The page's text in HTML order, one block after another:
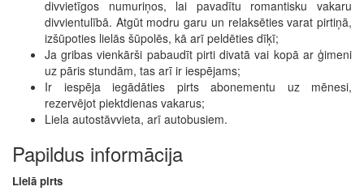
divvietīgos numuriņos, lai pavadītu romantisku vakaru
divvientulībā. Atgūt modru garu un relaksēties varat pirtiņā,
izšūpoties lielās šūpolēs, kā arī peldēties dīķī;
Ja gribas vienkārši pabaudīt pirti divatā vai kopā ar ģimeni
uz pāris stundām, tas arī ir iespējams;
Ir iespēja iegādāties pirts abonementu uz mēnesi,
rezervējot piektdienas vakarus;
Liela autostāvvieta, arī autobusiem.
Papildus informācija
Lielā pirts